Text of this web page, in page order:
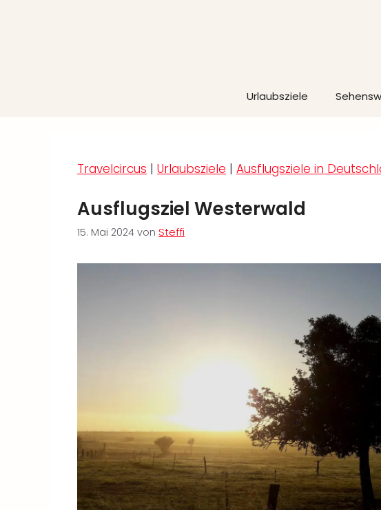
Urlaubsziele
Travelcircus | Urlaubsziele | Ausflugsziele in
Ausflugsziel Westerwald
15. Mai 2024 von Steffi